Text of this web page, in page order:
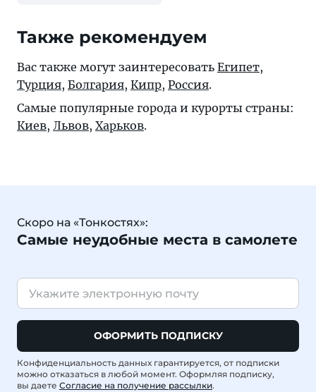
Также рекомендуем
Вас также могут заинтересовать Египет,
Турция, Болгария, Кипр, Россия.
Самые популярные города и курорты страны:
Киев, Львов, Харьков.
Скоро на «Тонкостях»:
Самые неудобные места в самолете
ОФОРМИТЬ ПОДПИСКУ
Конфиденциальность данных гарантируется, от подписки
можно отказаться в любой момент. Оформляя подписку,
вы даете Согласие на получение рассылки.